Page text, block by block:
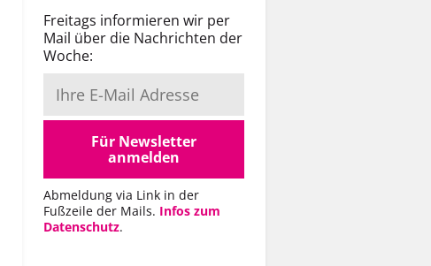
Freitags informieren wir per
Mail über die Nachrichten der
Woche:
Für Newsletter
anmelden
Abmeldung via Link in der
Fußzeile der Mails. Infos zum
Datenschutz.